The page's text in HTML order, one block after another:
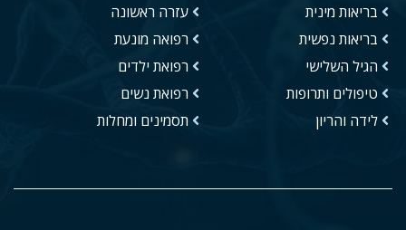
בריאות מינית
בריאות נפשית
הגיל השלישי
טיפולים ותרופות
לידה והריון
עזרה ראשונה
רפואה מונעת
רפואת ילדים
רפואת נשים
תסמינים ומחלות